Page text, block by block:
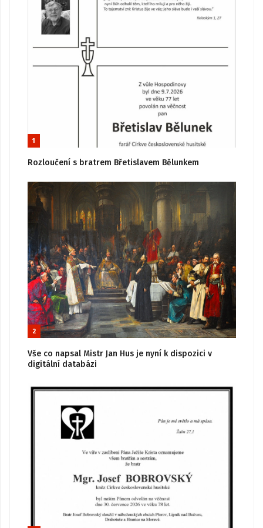
1
Rozloučení s bratrem Břetislavem Bělunkem
2
Vše co napsal Mistr Jan Hus je nyní k dispozici v
digitální databázi